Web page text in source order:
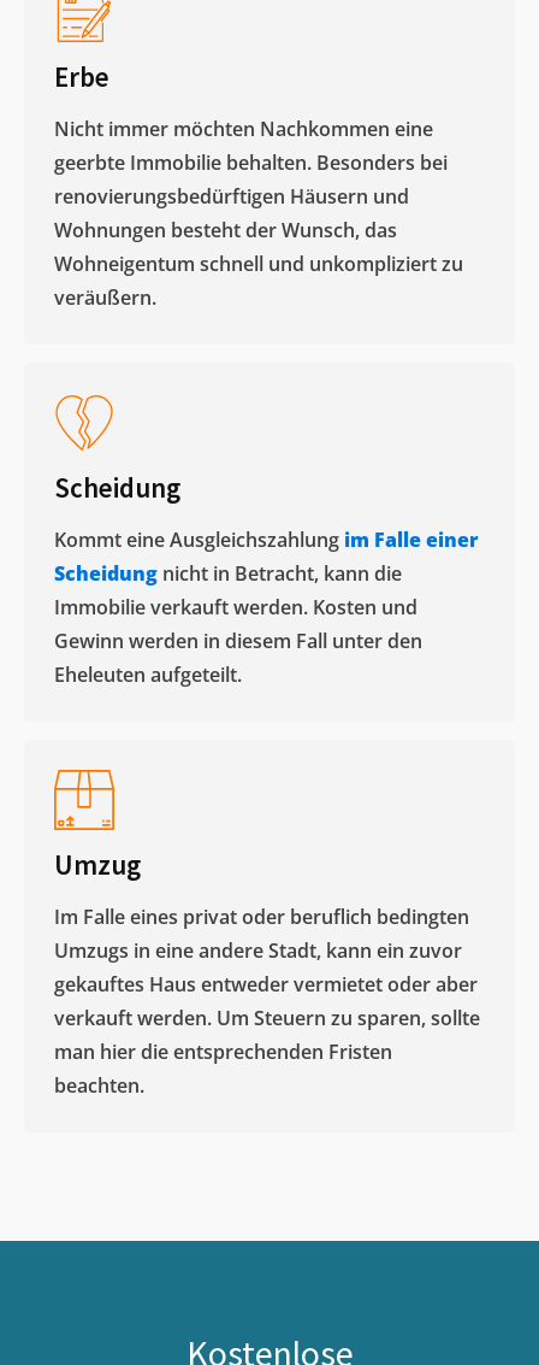
Erbe
Nicht immer möchten Nachkommen eine
geerbte Immobilie behalten. Besonders bei
renovierungsbedürftigen Häusern und
Wohnungen besteht der Wunsch, das
Wohneigentum schnell und unkompliziert zu
veräußern. ​
Scheidung
Kommt eine Ausgleichszahlung im Falle einer
Scheidung nicht in Betracht, kann die
Immobilie verkauft werden. Kosten und
Gewinn werden in diesem Fall unter den
Eheleuten aufgeteilt.​
Umzug
Im Falle eines privat oder beruflich bedingten
Umzugs in eine andere Stadt, kann ein zuvor
gekauftes Haus entweder vermietet oder aber
verkauft werden. Um Steuern zu sparen, sollte
man hier die entsprechenden Fristen
beachten.
Kostenlose